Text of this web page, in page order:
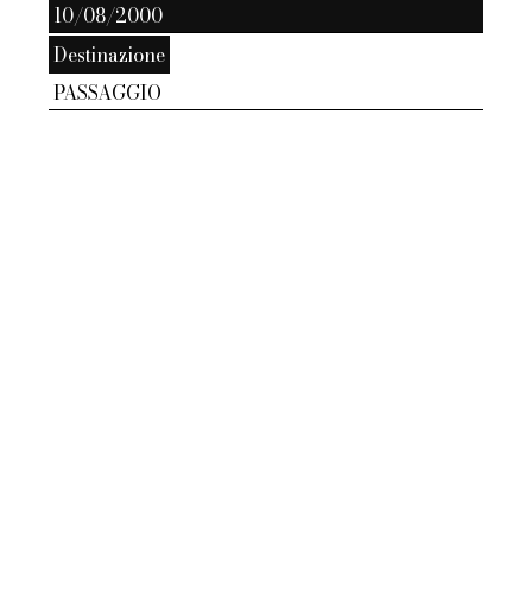
10/08/2000
Destinazione
PASSAGGIO